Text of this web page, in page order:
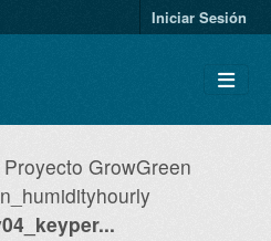
Iniciar Sesión
Proyecto GrowGreen